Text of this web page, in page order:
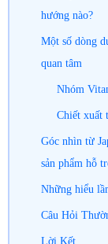
hướng nào?
Một số dòng
quan tâm
Nhóm
Chiết xuất
Góc nhìn từ
sản phẩm hỗ
Những hiểu
Câu Hỏi
Lời Kết